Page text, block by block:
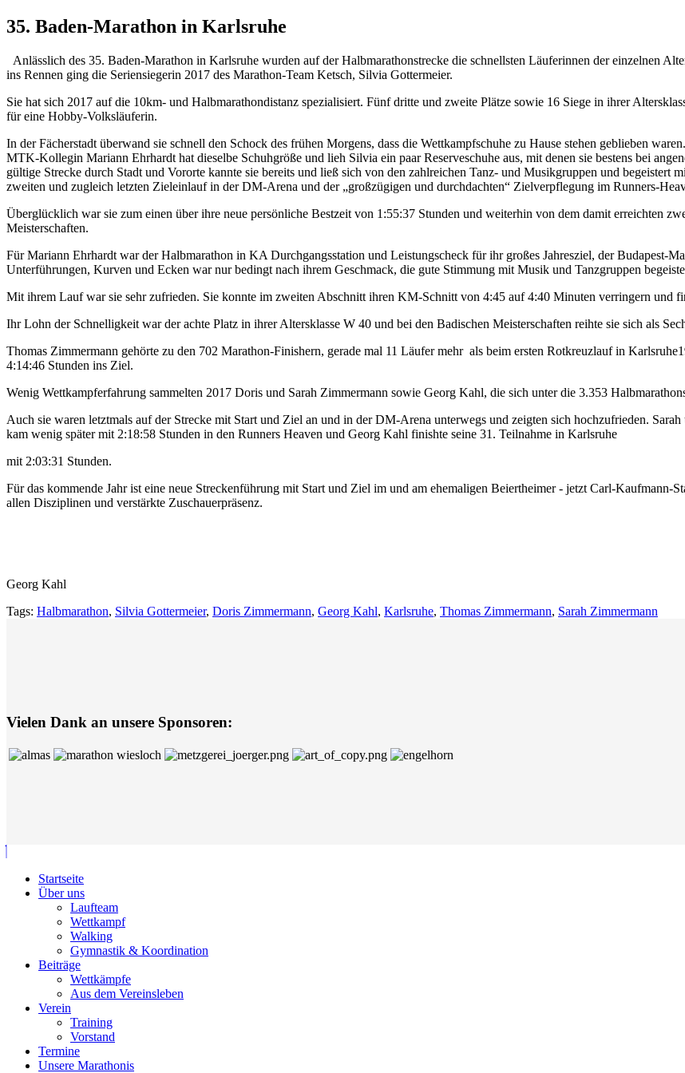
35. Baden-Marathon in Karlsruhe
Anlässlich des 35. Baden-Marathon in Karlsruhe wurden auf der Halbmarathonstrecke die schnellsten Läuferinnen der einzelnen
ins Rennen ging die Seriensiegerin 2017 des Marathon-Team Ketsch, Silvia Gottermeier.
Sie hat sich 2017 auf die 10km- und Halbmarathondistanz spezialisiert. Fünf dritte und zweite Plätze sowie 16 Siege in ihrer
für eine Hobby-Volksläuferin.
In der Fächerstadt überwand sie schnell den Schock des frühen Morgens, dass die Wettkampfschuhe zu Hause stehen geblieben waren.
MTK-Kollegin Mariann Ehrhardt hat dieselbe Schuhgröße und lieh Silvia ein paar Reserveschuhe aus, mit denen sie bestens bei
gültige Strecke durch Stadt und Vororte kannte sie bereits und ließ sich von den zahlreichen Tanz- und Musikgruppen und begeistert
zweiten und zugleich letzten Zieleinlauf in der DM-Arena und der „großzügigen und durchdachten“ Zielverpflegung im Runners-
Überglücklich war sie zum einen über ihre neue persönliche Bestzeit von 1:55:37 Stunden und weiterhin von dem damit erreichten
Meisterschaften.
Für Mariann Ehrhardt war der Halbmarathon in KA Durchgangsstation und Leistungscheck für ihr großes Jahresziel, der Budapest-
Unterführungen, Kurven und Ecken war nur bedingt nach ihrem Geschmack, die gute Stimmung mit Musik und Tanzgruppen
Mit ihrem Lauf war sie sehr zufrieden. Sie konnte im zweiten Abschnitt ihren KM-Schnitt von 4:45 auf 4:40 Minuten verringern und
Ihr Lohn der Schnelligkeit war der achte Platz in ihrer Altersklasse W 40 und bei den Badischen Meisterschaften reihte sie sich als
Thomas Zimmermann gehörte zu den 702 Marathon-Finishern, gerade mal 11 Läufer mehr als beim ersten Rotkreuzlauf in
4:14:46 Stunden ins Ziel.
Wenig Wettkampferfahrung sammelten 2017 Doris und Sarah Zimmermann sowie Georg Kahl, die sich unter die 3.353
Auch sie waren letztmals auf der Strecke mit Start und Ziel an und in der DM-Arena unterwegs und zeigten sich hochzufrieden.
kam wenig später mit 2:18:58 Stunden in den Runners Heaven und Georg Kahl finishte seine 31. Teilnahme in Karlsruhe
mit 2:03:31 Stunden.
Für das kommende Jahr ist eine neue Streckenführung mit Start und Ziel im und am ehemaligen Beiertheimer - jetzt Carl-Kaufmann-
allen Disziplinen und verstärkte Zuschauerpräsenz.
Georg Kahl
Tags: Halbmarathon, Silvia Gottermeier, Doris Zimmermann, Georg Kahl, Karlsruhe, Thomas Zimmermann, Sarah Zimmermann
Vielen Dank an unsere Sponsoren:
Startseite
Über uns
Laufteam
Wettkampf
Walking
Gymnastik & Koordination
Beiträge
Wettkämpfe
Aus dem Vereinsleben
Verein
Training
Vorstand
Termine
Unsere Marathonis